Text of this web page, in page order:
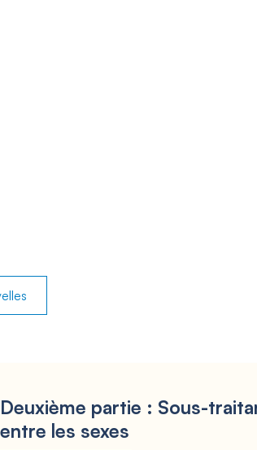
Deuxième partie : Sous-
entre les sexes